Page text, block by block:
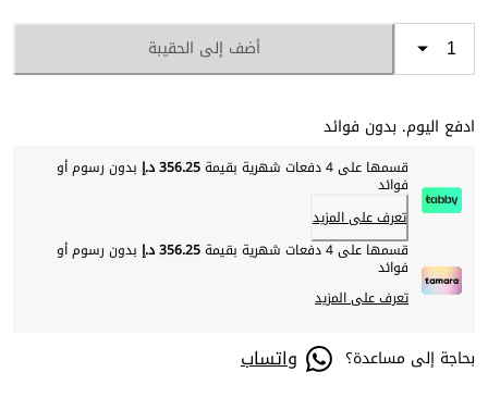
أضف إلى الحقيبة
ادفع اليوم. بدون فوائد
قسمها على 4 دفعات شهرية بقيمة 356.25 د.إ بدون رسوم أو
فوائد
تعرف على المزيد
قسمها على 4 دفعات شهرية بقيمة
356.25 د.إ بدون رسوم أو
فوائد
تعرف على المزيد
بحاجة إلى مساعدة؟ واتساب